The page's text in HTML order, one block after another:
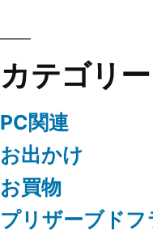
カテゴリー
PC関連
お出かけ
お買物
プリザーブド